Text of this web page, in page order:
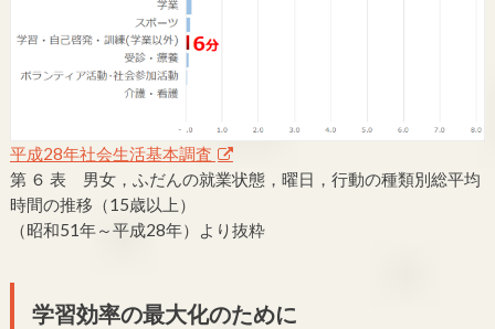
平成28年社会生活基本調査
第 ６ 表 男女，ふだんの就業状態，曜日，行動の種類別総平均
時間の推移（15歳以上）
（昭和51年～平成28年）より抜粋
学習効率の最大化のために